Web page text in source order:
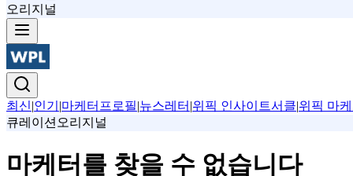
오리지널
최신|인기 |마케터프로필|뉴스레터 |위픽 인사이트서클|위픽 마케
큐레이션 오리지널
마케터를 찾을 수 없습니다